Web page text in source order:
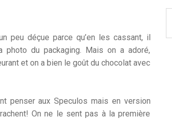
peu déçue parce qu’en les cassant, il
du packaging. Mais on a adoré,
et on a bien le goût du chocolat avec
penser aux Speculos mais en version
On ne le sent pas à la première